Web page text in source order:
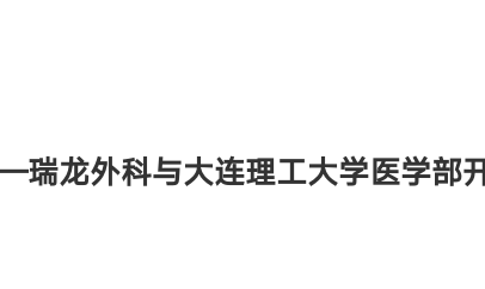
龙外科与大连理工大学医学部